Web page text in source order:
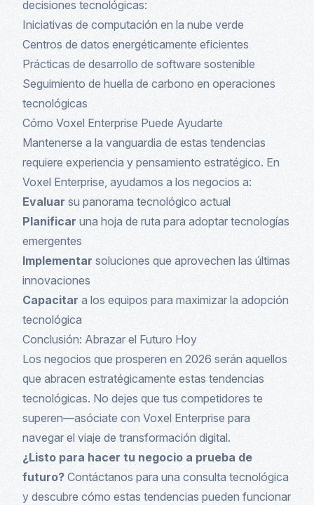
decisiones tecnológicas:
Iniciativas de computación en la nube verde
Centros de datos energéticamente eficientes
Prácticas de desarrollo de software sostenible
Seguimiento de huella de carbono en operaciones
tecnológicas
Cómo Voxel Enterprise Puede Ayudarte
Mantenerse a la vanguardia de estas tendencias
requiere experiencia y pensamiento estratégico. En
Voxel Enterprise, ayudamos a los negocios a:
Evaluar su panorama tecnológico actual
Planificar una hoja de ruta para adoptar tecnologías
emergentes
Implementar soluciones que aprovechen las últimas
innovaciones
Capacitar a los equipos para maximizar la adopción
tecnológica
Conclusión: Abrazar el Futuro Hoy
Los negocios que prosperen en 2026 serán aquellos
que abracen estratégicamente estas tendencias
tecnológicas. No dejes que tus competidores te
superen—asóciate con Voxel Enterprise para
navegar el viaje de transformación digital.
¿Listo para hacer tu negocio a prueba de
futuro? Contáctanos para una consulta tecnológica
y descubre cómo estas tendencias pueden funcionar